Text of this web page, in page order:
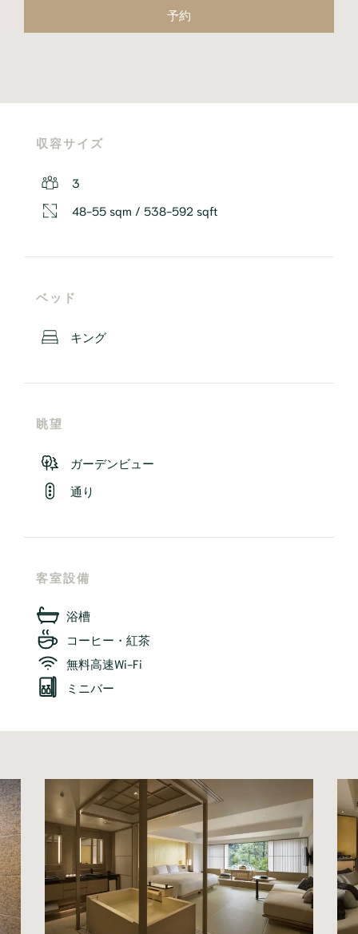
予約
収容サイズ
3
48-55 sqm / 538-592 sqft
ベッド
キング
眺望
ガーデンビュー
通り
客室設備
浴槽
コーヒー・紅茶
無料高速Wi-Fi
ミニバー